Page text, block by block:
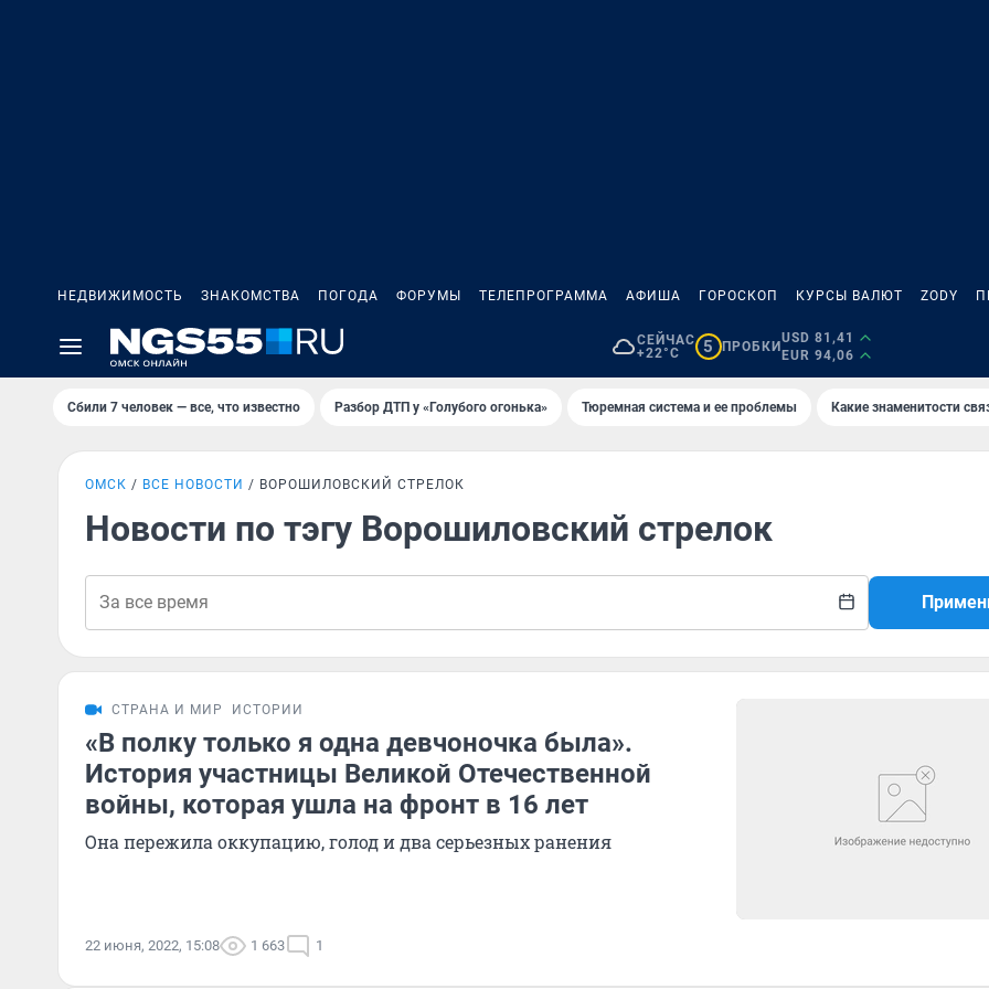
НЕДВИЖИМОСТЬ ЗНАКОМСТВА ПОГОДА ФОРУМЫ ТЕЛЕПРОГРАММА АФИША ГОРОСКОП КУРСЫ ВАЛЮТ ZODY
СЕЙЧАС
+22°C
5 ПРОБКИ
USD 81,41
EUR 94,06
Сбили 7 человек — все, что известно Разбор ДТП у «Голубого огонька» Тюремная система и ее проблемы Какие знаменитости
ОМСК ВСЕ НОВОСТИ ВОРОШИЛОВСКИЙ СТРЕЛОК
Новости по тэгу Ворошиловский стрелок
СТРАНА И МИР ИСТОРИИ
«В полку только я одна девчоночка была».
История участницы Великой Отечественной
войны, которая ушла на фронт в 16 лет
Она пережила оккупацию, голод и два серьезных ранения
22 июня, 2022, 15:08 1 663 1